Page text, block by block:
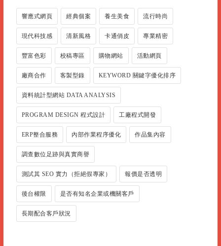
響應式網頁 經典個案 養生美食 流行時尚
現代科技感 清新風格 卡通俏皮 專業精密
豐富色彩 校稿專區 購物網站 活動網頁
廠商合作 客製型錄 KEYWORD 關鍵字優化排序
資料統計型網站 DATA ANALYSIS
PROGRAM DESIGN 程式設計 工廠程式開發
ERP整合服務 內部作業程序優化 作品集內容
調查數位足跡與真實商譽
測試其 SEO 實力（拒絕假專家） 報價是否透明
後台權限 是否有知名企業或機關客戶
長期配合客戶狀況